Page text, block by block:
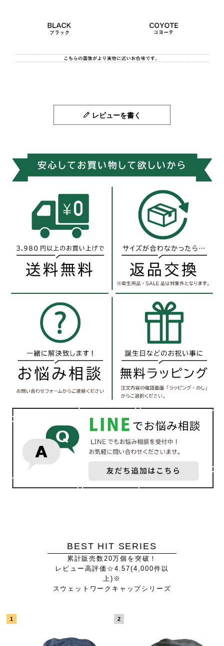
レビューを書く
BEST HIT SERIES
累計販売数20万個を突破！
レビュー高評価☆4.57(4,000件以
上)※
スウェットワークキャップシリーズ